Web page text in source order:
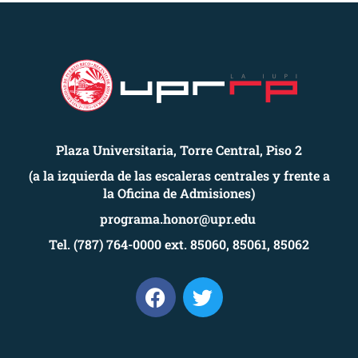
Plaza Universitaria, Torre Central, Piso 2
(a la izquierda de las escaleras centrales y frente a
la Oficina de Admisiones)
programa.honor@upr.edu
Tel. (787) 764-0000 ext. 85060, 85061, 85062